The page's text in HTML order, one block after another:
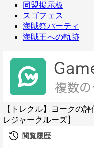
同盟掲示板
スゴフェス
海賊祭パーティ
海賊王への軌跡
【トレクル】ヨークの
レジャークルーズ】